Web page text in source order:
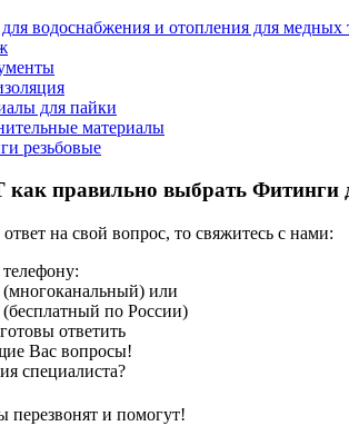
водоснабжения и отопления для медных
для пайки
материалы
резьбовые
правильно выбрать Фитинги
на свой вопрос, то свяжитесь с нами:
(многоканальный) или
(бесплатный по России)
ответить
Вас вопросы!
специалиста?
и помогут!